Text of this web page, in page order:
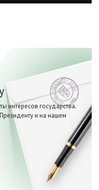
интересов государства.
и на нашем